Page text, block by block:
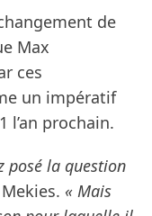
de
Max
ces
un impératif
l’an prochain.
posé la question
« Mais